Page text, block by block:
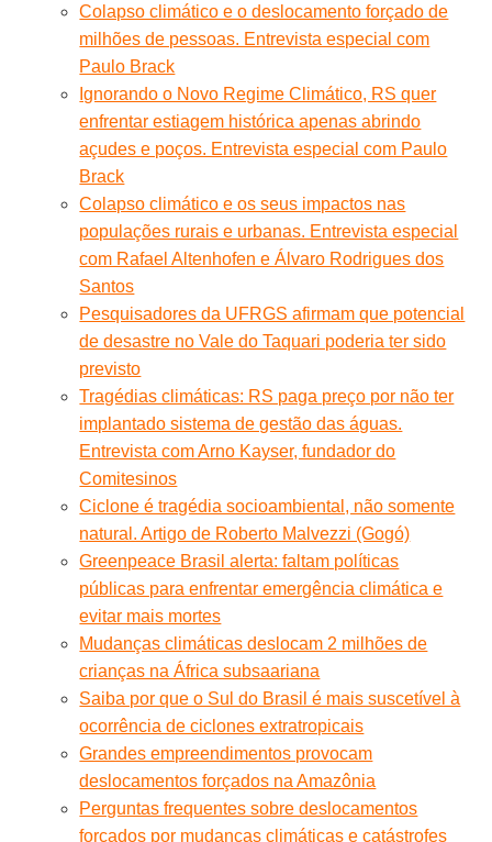
Colapso climático e o deslocamento forçado de
milhões de pessoas. Entrevista especial com
Paulo Brack
Ignorando o Novo Regime Climático, RS quer
enfrentar estiagem histórica apenas abrindo
açudes e poços. Entrevista especial com Paulo
Brack
Colapso climático e os seus impactos nas
populações rurais e urbanas. Entrevista especial
com Rafael Altenhofen e Álvaro Rodrigues dos
Santos
Pesquisadores da UFRGS afirmam que potencial
de desastre no Vale do Taquari poderia ter sido
previsto
Tragédias climáticas: RS paga preço por não ter
implantado sistema de gestão das águas.
Entrevista com Arno Kayser, fundador do
Comitesinos
Ciclone é tragédia socioambiental, não somente
natural. Artigo de Roberto Malvezzi (Gogó)
Greenpeace Brasil alerta: faltam políticas
públicas para enfrentar emergência climática e
evitar mais mortes
Mudanças climáticas deslocam 2 milhões de
crianças na África subsaariana
Saiba por que o Sul do Brasil é mais suscetível à
ocorrência de ciclones extratropicais
Grandes empreendimentos provocam
deslocamentos forçados na Amazônia
Perguntas frequentes sobre deslocamentos
forçados por mudanças climáticas e catástrofes